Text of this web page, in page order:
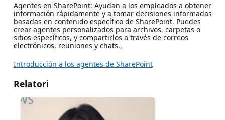
Agentes en SharePoint: Ayudan a los empleados a obtener
información rápidamente y a tomar decisiones informadas
basadas en contenido específico de SharePoint. Puedes
crear agentes personalizados para archivos, carpetas o
sitios específicos, y compartirlos a través de correos
electrónicos, reuniones y chats.,
Introducción a los agentes de SharePoint
Relatori